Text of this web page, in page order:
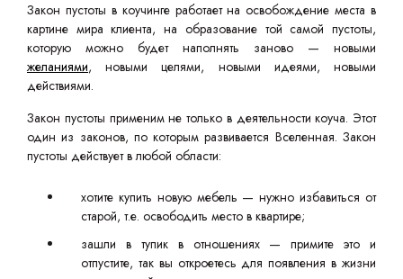
Закон пустоты в коучинге работает на освобождение места в
картине мира клиента, на образование той самой пустоты,
которую можно будет наполнять заново — новыми
желаниями, новыми целями, новыми идеями, новыми
действиями.
Закон пустоты применим не только в деятельности коуча. Этот
один из законов, по которым развивается Вселенная. Закон
пустоты действует в любой области:
хотите купить новую мебель — нужно избавиться от
старой, т.е. освободить место в квартире;
зашли в тупик в отношениях — примите это и
отпустите, так вы откроетесь для появления в жизни